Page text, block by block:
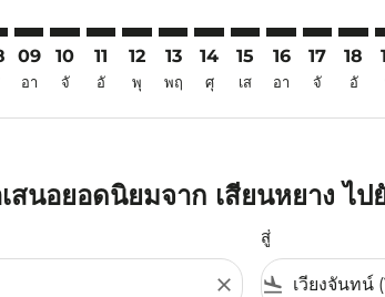
09
อา
10
จั
11
อั
12
พุ
13
พฤ
14
ศุ
15
เส
16
อา
17
จั
18
อั
สนอยอดนิยมจาก เสียนหยาง ไป
close
สู่
flight_land